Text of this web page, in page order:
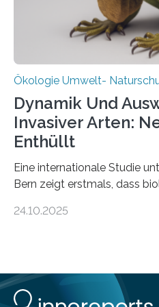
Wissenschaftlerinnen und
Thünen-Instituts für
Ökologie Umwelt-
Dynamik Und
Invasiver Arten:
Enthüllt
Eine internationale Studie
Bern zeigt erstmals, dass
Einige Auswirkungen,
des Nährstoffgehalts im
zunehmender Dauer der
24.10.2025